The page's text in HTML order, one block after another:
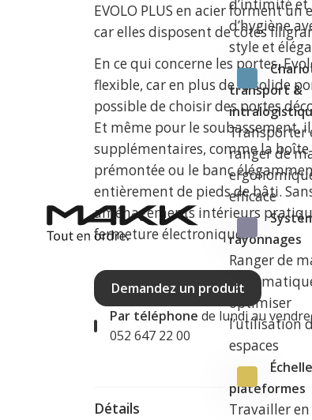
d’intimité et
d’hygiène
style et
transport &
Transporter
ranger de
efficace
rayonnages
Ranger de
optimiser
l’utilisation
espaces
plateformes
Travailler
EVOLO PLUS en acier forment
car elles disposent de côtés
En ce qui concerne les portes,
flexible, car en plus de la solide
possible de choisir des portes
Et même pour le soubassement,
supplémentaires, comme la
prémontée ou le banc
entièrement de pieds de bâti.
aménagements intérieurs
fermeture électroniques.
Demandez un produit
Par téléphone de lundi au
052 647 22 00
Détails